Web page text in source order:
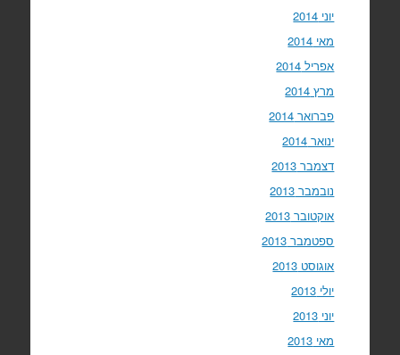
יוני 2014
מאי 2014
אפריל 2014
מרץ 2014
פברואר 2014
ינואר 2014
דצמבר 2013
נובמבר 2013
אוקטובר 2013
ספטמבר 2013
אוגוסט 2013
יולי 2013
יוני 2013
מאי 2013